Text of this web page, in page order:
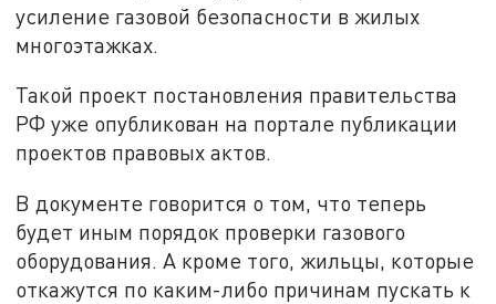
усиление газовой безопасности в жилых
многоэтажках.
Такой проект постановления правительства
РФ уже опубликован на портале публикации
проектов правовых актов.
В документе говорится о том, что теперь
будет иным порядок проверки газового
оборудования. А кроме того, жильцы, которые
откажутся по каким-либо причинам пускать к